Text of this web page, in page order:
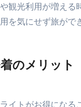
観光利用が増える
を気にせず旅がで
のメリット
イトがお得になる